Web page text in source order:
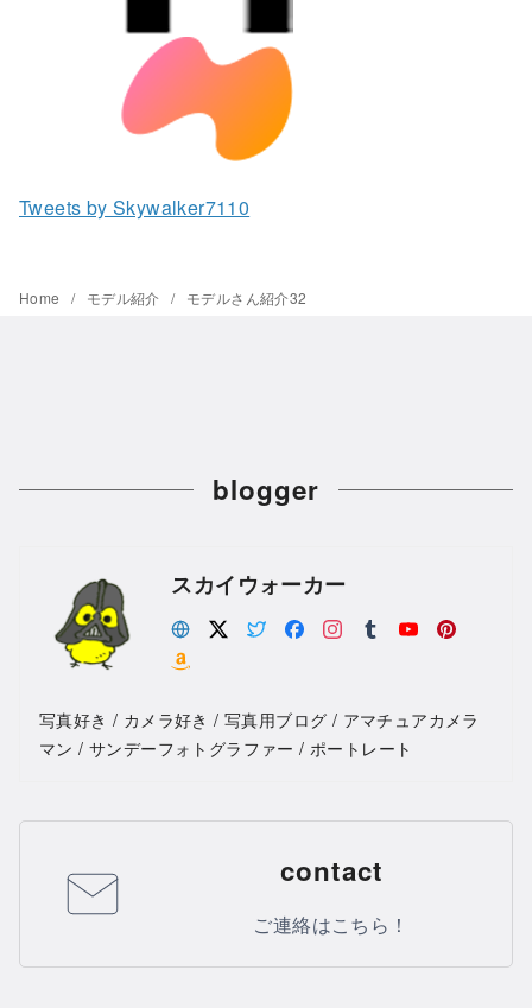
Tweets by Skywalker7110
Home モデル紹介 モデルさん紹介32
blogger
スカイウォーカー
写真好き / カメラ好き / 写真用ブログ / アマチュアカメラ
マン / サンデーフォトグラファー / ポートレート
contact
ご連絡はこちら！